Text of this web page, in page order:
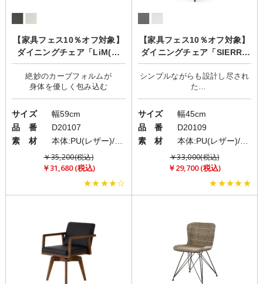
【家具フェス10％オフ対象】
ダイニングチェア「LiM(リ
ム)」
絶妙のカーブフォルムが
サイズ
幅59cm
品 番
D20107
素 材
本体:PU(レザー)/脚部:スチール
￥35,200(税込)
￥31,680 (税込)
★★★★☆
【家具フェス10％オフ対象】
ダイニングチェア「SIERRA
(シエラ)」
シンプルながらも設計し尽され
た
安定感のあるハイバックチェア
サイズ
幅45cm
品 番
D20109
素 材
￥33,000(税込)
￥29,700 (税込)
★★★★★